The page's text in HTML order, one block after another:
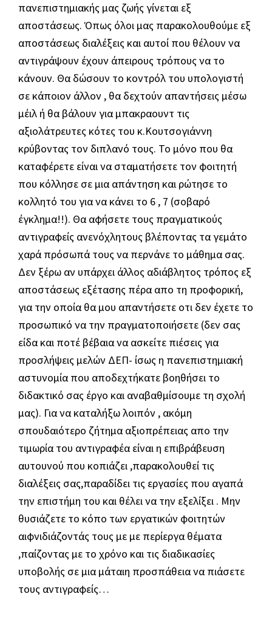
πανεπιστημιακής μας ζωής γίνεται εξ
αποστάσεως. Όπως όλοι μας παρακολουθούμε εξ
αποστάσεως διαλέξεις και αυτοί που θέλουν να
αντιγράψουν έχουν άπειρους τρόπους να το
κάνουν. Θα δώσουν το κοντρόλ του υπολογιστή
σε κάποιον άλλον , θα δεχτούν απαντήσεις μέσω
μέιλ ή θα βάλουν για μπακραουντ τις
αξιολάτρευτες κότες του κ.Κουτσογιάννη
κρύβοντας τον διπλανό τους. Το μόνο που θα
καταφέρετε είναι να σταματήσετε τον φοιτητή
που κόλλησε σε μια απάντηση και ρώτησε το
κολλητό του για να κάνει το 6 , 7 (σοβαρό
έγκλημα!!). Θα αφήσετε τους πραγματικούς
αντιγραφείς ανενόχλητους βλέποντας τα γεμάτο
χαρά πρόσωπά τους να περνάνε το μάθημα σας.
Δεν ξέρω αν υπάρχει άλλος αδιάβλητος τρόπος εξ
αποστάσεως εξέτασης πέρα απο τη προφορική,
για την οποία θα μου απαντήσετε οτι δεν έχετε το
προσωπικό να την πραγματοποιήσετε (δεν σας
είδα και ποτέ βέβαια να ασκείτε πιέσεις για
προσλήψεις μελών ΔΕΠ- ίσως η πανεπιστημιακή
αστυνομία που αποδεχτήκατε βοηθήσει το
διδακτικό σας έργο και αναβαθμίσουμε τη σχολή
μας). Για να καταλήξω λοιπόν , ακόμη
σπουδαιότερο ζήτημα αξιοπρέπειας απο την
τιμωρία του αντιγραφέα είναι η επιβράβευση
αυτουνού που κοπιάζει ,παρακολουθεί τις
διαλέξεις σας,παραδίδει τις εργασίες που αγαπά
την επιστήμη του και θέλει να την εξελίξει . Μην
θυσιάζετε το κόπο των εργατικών φοιτητών
αιφνιδιάζοντάς τους με με περίεργα θέματα
,παίζοντας με το χρόνο και τις διαδικασίες
υποβολής σε μια μάταιη προσπάθεια να πιάσετε
τους αντιγραφείς…